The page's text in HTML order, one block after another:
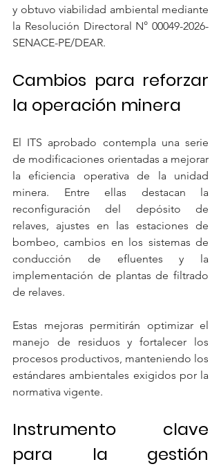
y obtuvo viabilidad ambiental mediante
la Resolución Directoral N° 00049-2026-
SENACE-PE/DEAR.
Cambios para reforzar
la operación minera
El ITS aprobado contempla una serie
de modificaciones orientadas a mejorar
la eficiencia operativa de la unidad
minera. Entre ellas destacan la
reconfiguración del depósito de
relaves, ajustes en las estaciones de
bombeo, cambios en los sistemas de
conducción de efluentes y la
implementación de plantas de filtrado
de relaves.
Estas mejoras permitirán optimizar el
manejo de residuos y fortalecer los
procesos productivos, manteniendo los
estándares ambientales exigidos por la
normativa vigente.
Instrumento clave
para la gestión